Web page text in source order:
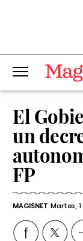
El
un
FP
MAGISNET Martes, 1